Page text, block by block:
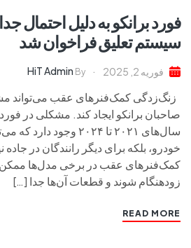
فورد برانکو به دلیل
سیستم تعلیق فراخوان شد
فوریه 2, 2025 By
HiT Admin
زنگ‌زدگی کمک‌فنرهای عقب می‌تواند
صاحبان برانکو ایجاد کند. مشکلی در
سال‌های ۲۰۲۱ تا ۲۰۲۴ وجود
خودرو، بلکه برای دیگر رانندگان در
کمک‌فنرهای عقب در برخی مدل‌ها
زودهنگام شوند و قطعات آن‌ها جدا […]
READ MORE